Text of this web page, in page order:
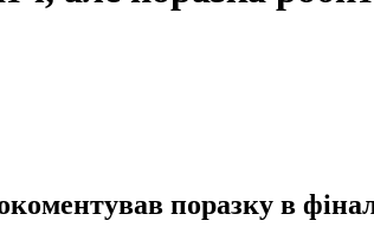
поразку в